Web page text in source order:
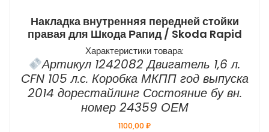
Накладка внутренняя передней стойки
правая для Шкода Рапид / Skoda Rapid
Характеристики товара:
Артикул 1242082 Двигатель 1,6 л.
CFN 105 л.с. Коробка МКПП год выпуска
2014 дорестайлинг Состояние бу вн.
номер 24359 ОЕМ
1100,00₽